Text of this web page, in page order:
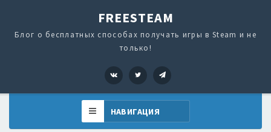
FREESTEAM
Блог о бесплатных способах получать игры в Steam и не
только!
VK Twitter